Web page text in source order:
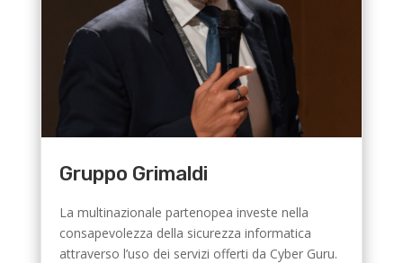
Gruppo Grimaldi
La multinazionale partenopea investe nella
consapevolezza della sicurezza informatica
attraverso l’uso dei servizi offerti da Cyber Guru.